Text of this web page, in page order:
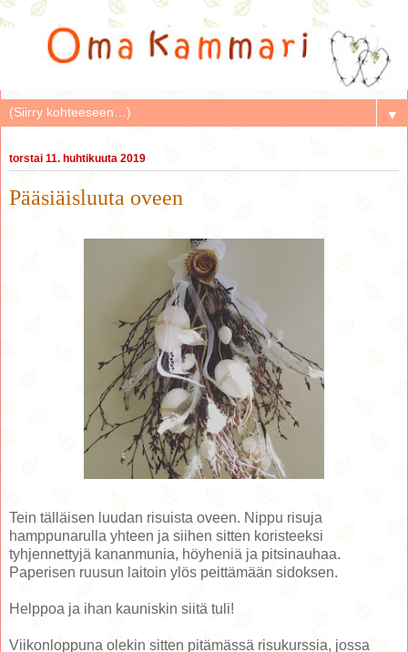
▼
torstai 11. huhtikuuta 2019
Pääsiäisluuta oveen
Tein tälläisen luudan risuista oveen. Nippu risuja
hamppunarulla yhteen ja siihen sitten koristeeksi
tyhjennettyjä kananmunia, höyheniä ja pitsinauhaa.
Paperisen ruusun laitoin ylös peittämään sidoksen.
Helppoa ja ihan kauniskin siitä tuli!
Viikonloppuna olekin sitten pitämässä risukurssia, jossa